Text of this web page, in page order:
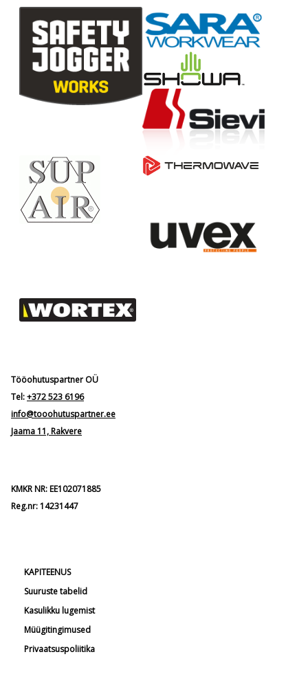
Tööohutuspartner OÜ
Tel:+372 523 6196
info@tooohutuspartner.ee
Jaama 11, Rakvere
KMKR NR: EE102071885
Reg.nr: 14231447
KAPITEENUS
Suuruste tabelid
Kasulikku lugemist
Müügitingimused
Privaatsuspoliitika